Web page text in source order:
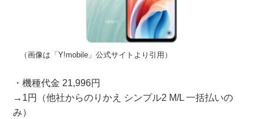
（画像は「Y!mobile」公式サイトより引用）
・機種代金 21,996円
→1円（他社からのりかえ シンプル2 M/L 一括払いの
み）